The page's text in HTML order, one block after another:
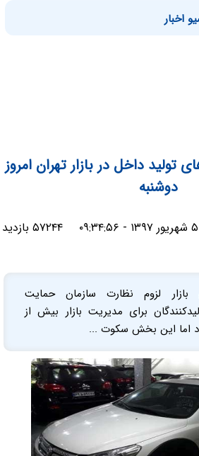
اخبار
داخل در بازار تهران امروز
دوشنبه
۵۷۲۴۴ بازدید
لزوم نظارت سازمان حمایت
برای مدیریت بازار بیش از
این بخش سکوت ...